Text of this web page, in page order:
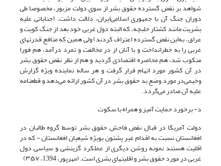
شواهد بر نقض گسترده حقوق بشر از سوی دولت مزبور، مخصوصا طی
دوران جنگ آن با جمهوری اسلامی‌ایران، دلالت داشت. (جنایاتی علیه
بشریت مانند کشتار حلبچه، که البته دول غربی خود بعد از جنگ کویت و
عراق، به‌این نقض گسترده اعتراف کردند) ولی همین که منافع قدرتهای
غربی را به خطر‌انداخت و با آنان از در مخالفت و تمرد درآمد، هم فورا
منکوب شد، هم محاصره اقتصادی گردید و هم از نظر نقض حقوق بشر
در آن کشور مورد اتهام قرار گرفت و هر ساله نماینده ویژه گزارش
وخیمی‌در مورد وضع بد حقوق بشر در آن کشور ارائه می‌دهد و قطعنامه
علیه آن صادر می‌گردد.
د- برخورد حمایت آمیز و همراه با سکوت
دولت آمریکا در قبال نقض فاحش حقوق بشر توسط گروه طالبان در
افغانستان نسبت به اقدام غیر پشتون بویژه شیعیان افغانستان - که در
اقلیت هستند نمونه روشن دیگری از عملکرد گزینشی و سیاسی دول
غربی در مورد حقوق بشر و اقلیتهای بشری است. (مهرپور، 1394، ۳۵۷)